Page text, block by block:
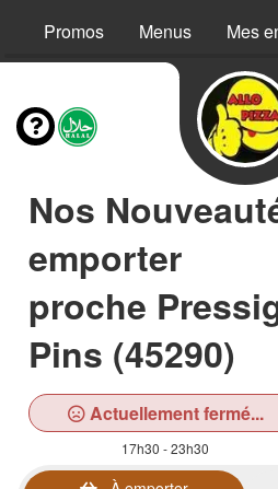
Promos Menus Mes
Nos
emporter
proche
Pins (45290)
Actuellement fermé...
17h30 - 23h30